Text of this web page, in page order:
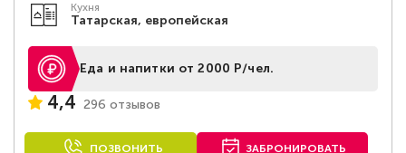
Кухня
Татарская, европейская
Еда и напитки от 2000 Р/чел.
4,4 296 отзывов
ПОЗВОНИТЬ ЗАБРОНИРОВАТЬ